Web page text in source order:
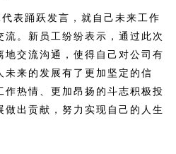
表踊跃发言，就自己未来工作
。 新员工纷纷表示，通过此次
地交流沟通，使得自己对公司有
未来的发展有了更加坚定的信
作热情、更加昂扬的斗志积极投
出贡献，努力实现自己的人生